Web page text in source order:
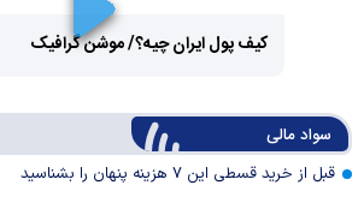
Video
کیف پول ایران چیه؟/ موشن گرافیک
سواد مالی
قبل از خرید قسطی این ۷ هزینه پنهان را بشناسید